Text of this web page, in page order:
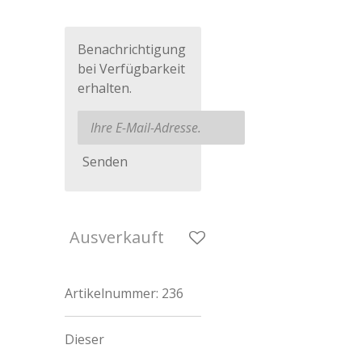
Benachrichtigung
bei Verfügbarkeit
erhalten.
Senden
Ausverkauft
Artikelnummer: 236
Dieser